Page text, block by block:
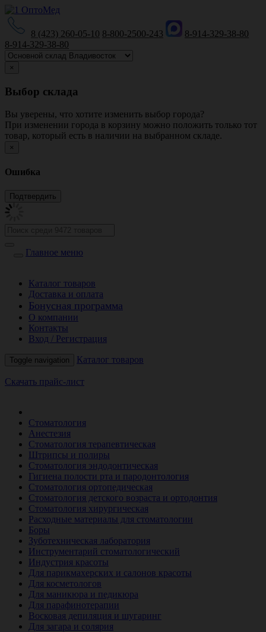
8 (423) 260-05-10 8-800-2500-243
8-914-329-38-80
8-914-329-38-80
×
Выбор склада
Вы уверены, что хотите изменить выбор города?
При изменении города в корзину можно положить только тот
товар, который есть в наличии на выбранном складе.
×
Ошибка
Главное меню
Каталог товаров
Доставка и оплата
Бонусная программа
О компании
Контакты
Вход / Регистрация
Toggle navigation Каталог товаров
Скачать прайс-лист
Стоматология
Анестезия
Стоматология терапевтическая
Штрипсы и полиры
Стоматология эндодонтическая
Гигиена полости рта и пародонтология
Стоматология ортопедическая
Стоматология детского возраста и ортодонтия
Стоматология хирургическая
Расходные материалы для стоматологии
Боры
Зуботехническая лаборатория
Инструментарий стоматологический
Индустрия красоты
Для парикмахерских и салонов красоты
Для косметологов
Для маникюра и педикюра
Для парафинотерапии
Восковая депиляция и шугаринг
Для загара и солярия